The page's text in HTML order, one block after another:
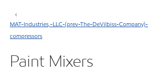
MAT-Industries,-LLC-(prev-The-DeVilbiss-
compressors
Paint Mixers